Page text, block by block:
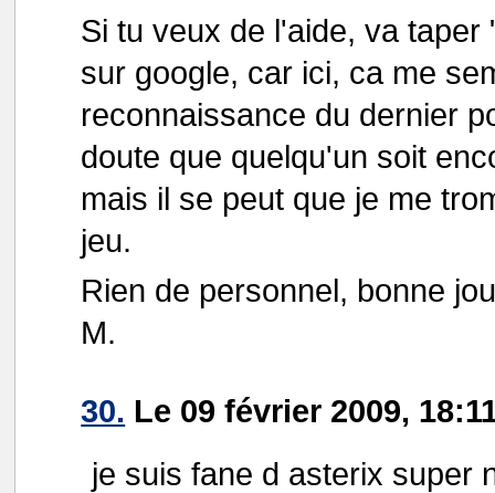
Si tu veux de l'aide, va
sur google, car ici, ca me
reconnaissance du dernier
doute que quelqu'un soit
mais il se peut que je me
jeu.
Rien de personnel, bonne
M.
30. Le 09 février 2009,
je suis fane d asterix super